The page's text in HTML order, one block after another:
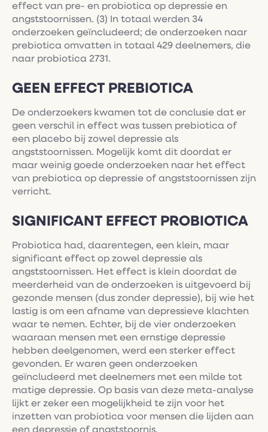
effect van pre- en probiotica op depressie en
angststoornissen. (3) In totaal werden 34
onderzoeken geïncludeerd; de onderzoeken naar
prebiotica omvatten in totaal 429 deelnemers, die
naar probiotica 2731.
GEEN EFFECT PREBIOTICA
De onderzoekers kwamen tot de conclusie dat er
geen verschil in effect was tussen prebiotica of
een placebo bij zowel depressie als
angststoornissen. Mogelijk komt dit doordat er
maar weinig goede onderzoeken naar het effect
van prebiotica op depressie of angststoornissen zijn
verricht.
SIGNIFICANT EFFECT PROBIOTICA
Probiotica had, daarentegen, een klein, maar
significant effect op zowel depressie als
angststoornissen. Het effect is klein doordat de
meerderheid van de onderzoeken is uitgevoerd bij
gezonde mensen (dus zonder depressie), bij wie het
lastig is om een afname van depressieve klachten
waar te nemen. Echter, bij de vier onderzoeken
waaraan mensen met een ernstige depressie
hebben deelgenomen, werd een sterker effect
gevonden. Er waren geen onderzoeken
geïncludeerd met deelnemers met een milde tot
matige depressie. Op basis van deze meta-analyse
lijkt er zeker een mogelijkheid te zijn voor het
inzetten van probiotica voor mensen die lijden aan
een depressie of angststoornis.